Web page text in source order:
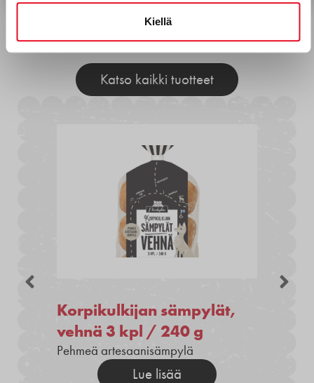
Kiellä
Muita tuotteita
Katso kaikki tuotteet
Korpikulkijan sämpylät,
vehnä 3 kpl / 240 g
Pehmeä artesaanisämpylä
Lue lisää